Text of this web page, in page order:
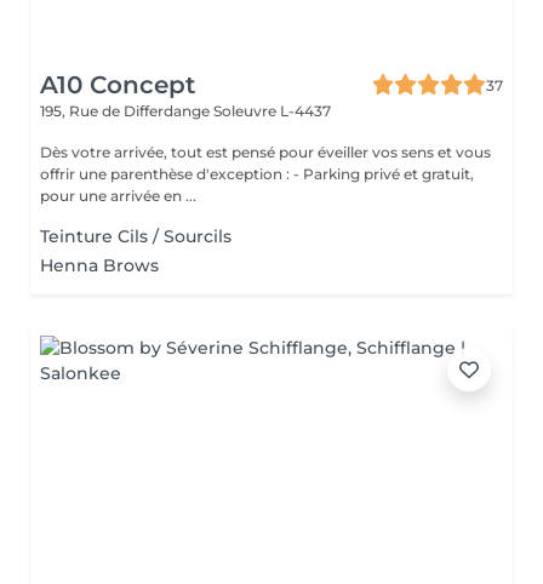
A10 Concept
37
195, Rue de Differdange Soleuvre L-4437
Dès votre arrivée, tout est pensé pour éveiller vos sens et vous
offrir une parenthèse d'exception : - Parking privé et gratuit,
pour une arrivée en ...
Teinture Cils / Sourcils
Henna Brows